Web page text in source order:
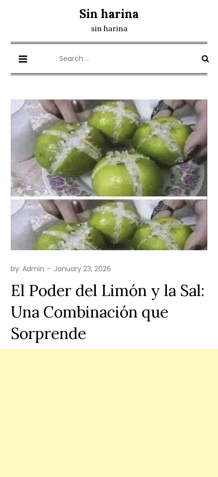
Sin harina
sin harina
for:
by:Admin
El Poder del Limón y la Sal:
Una Combinación que
Sorprende